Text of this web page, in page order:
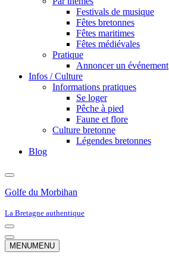
Festivals de musique
Fêtes bretonnes
Fêtes maritimes
Fêtes médiévales
Pratique
Annoncer un événement
Infos / Culture
Informations pratiques
Se loger
Pêche à pied
Faune et flore
Culture bretonne
Légendes bretonnes
Blog
Golfe du Morbihan
La Bretagne authentique
Menu
de
navigation
Menu
de
MENUMENU